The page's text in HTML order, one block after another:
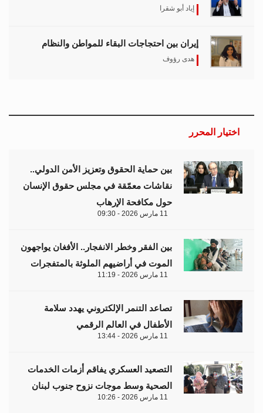
إياد أبو شقرا
إيران بين احتجاجات البقاء للمواطن والنظام
هدى رؤوف
اختيار المحرر
بين حماية الحقوق وتعزيز الأمن الدولي..
نقاشات معمّقة في مجلس حقوق الإنسان
حول مكافحة الإرهاب
11 مارس 2026 - 09:30
بين الفقر وخطر الانفجار.. الأفغان يواجهون
الموت في أراضيهم الملوثة بالمتفجرات
11 مارس 2026 - 11:19
تصاعد التنمر الإلكتروني يهدد سلامة
الأطفال في العالم الرقمي
11 مارس 2026 - 13:44
التصعيد العسكري يفاقم أزمات الخدمات
الصحية وسط موجات نزوح جنوب لبنان
11 مارس 2026 - 10:26